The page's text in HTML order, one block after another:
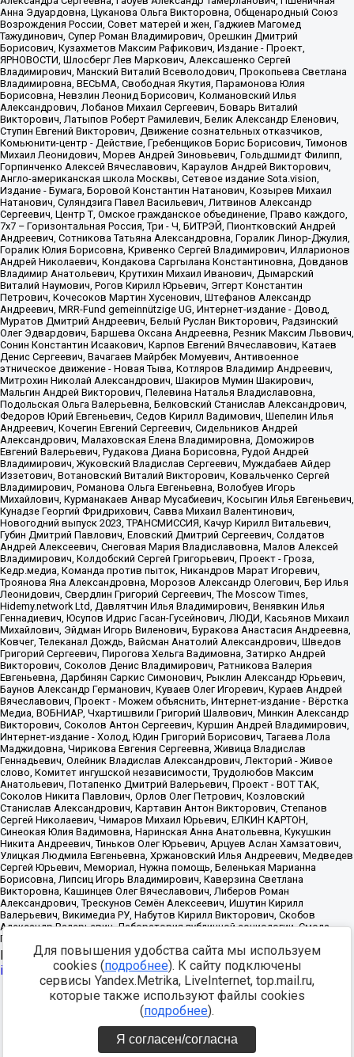
Источник:https://minjust.gov.ru/uploaded/files/reestr-
inostrannyih-agentov-22-03-2024.pdfданные на22.03.2024
Разработка -
Для повышения удобства сайта мы используем
cookies (подробнее). К сайту подключены
сервисы Yandex.Metrika, LiveInternet, top.mail.ru,
которые также используют файлы cookies
(подробнее).
Я согласен/согласна